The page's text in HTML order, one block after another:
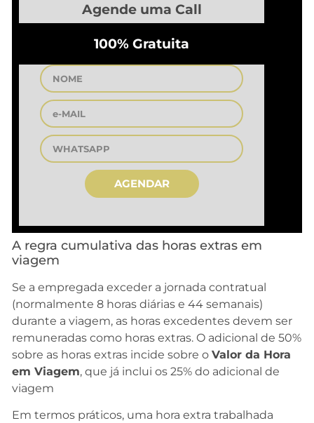
Agende uma Call
100% Gratuita
AGENDAR
A regra cumulativa das horas extras em
viagem
Se a empregada exceder a jornada contratual
(normalmente 8 horas diárias e 44 semanais)
durante a viagem, as horas excedentes devem ser
remuneradas como horas extras. O adicional de 50%
sobre as horas extras incide sobre o Valor da Hora
em Viagem, que já inclui os 25% do adicional de
viagem
Em termos práticos, uma hora extra trabalhada